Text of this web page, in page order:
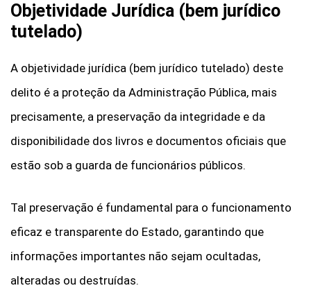
Objetividade Jurídica (bem jurídico
tutelado)
A objetividade jurídica (bem jurídico tutelado) deste
delito é a proteção da Administração Pública, mais
precisamente, a preservação da integridade e da
disponibilidade dos livros e documentos oficiais que
estão sob a guarda de funcionários públicos.
Tal preservação é fundamental para o funcionamento
eficaz e transparente do Estado, garantindo que
informações importantes não sejam ocultadas,
alteradas ou destruídas.